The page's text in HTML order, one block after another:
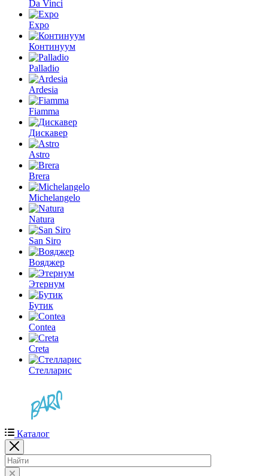
Da Vinci
Expo
Континуум
Palladio
Ardesia
Fiamma
Дискавер
Astro
Brera
Michelangelo
Natura
San Siro
Вояджер
Этернум
Бутик
Contea
Creta
Стелларис
Каталог